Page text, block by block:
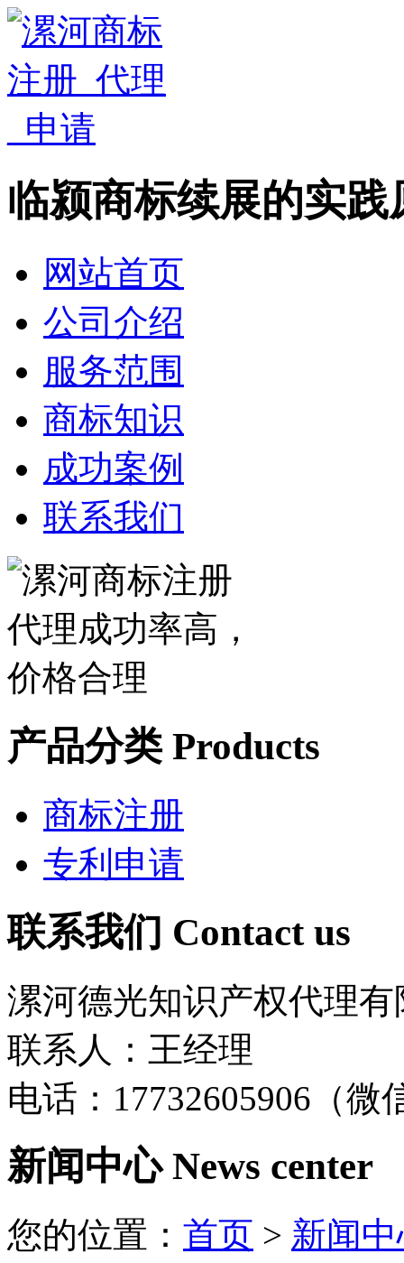
临颍商标续展的实践
网站首页
公司介绍
服务范围
商标知识
成功案例
联系我们
产品分类Products
商标注册
专利申请
联系我们 Contact us
漯河德光知识产权代理有
联系人：王经理
电话：17732605906（微
新闻中心News center
您的位置： 首页 > 新闻